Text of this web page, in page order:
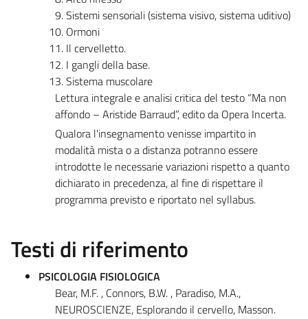
Sistemi sensoriali (sistema visivo, sistema uditivo)
Ormoni
Il cervelletto.
I gangli della base.
Sistema muscolare
Lettura integrale e analisi critica del testo “Ma non
affondo – Aristide Barraud”, edito da Opera Incerta.
Qualora l'insegnamento venisse impartito in
modalità mista o a distanza potranno essere
introdotte le necessarie variazioni rispetto a quanto
dichiarato in precedenza, al fine di rispettare il
programma previsto e riportato nel syllabus.
Testi di riferimento
PSICOLOGIA FISIOLOGICA
Bear, M.F. , Connors, B.W. , Paradiso, M.A.,
NEUROSCIENZE, Esplorando il cervello, Masson.